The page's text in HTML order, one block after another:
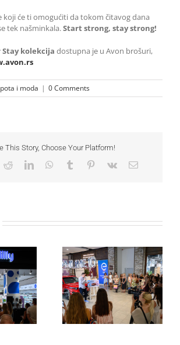
koji će ti omogućiti da tokom čitavog dana
tek našminkala.Start strong, stay strong!
Stay kolekcija dostupna je u Avon brošuri,
i moda | 0 Comments
This Story, Choose Your Platform!
RedditLinkedInWhatsApp
Tumblr Pinterest
Vk Email
na
kose
do
Lilly Drogerie proslavile
10. online rođendan,
uručile automobil
Citroën C3 i najavile
saradnju sa
šampionkom Andreom